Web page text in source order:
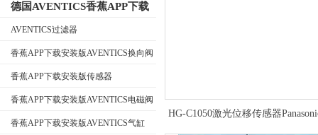
德国AVENTICS香蕉APP下载
安装版
AVENTICS过滤器
香蕉APP下载安装版AVENTICS换向阀
香蕉APP下载安装版传感器
香蕉APP下载安装版AVENTICS电磁阀
香蕉APP下载安装版AVENTICS气缸
HG-C1050激光位移传感器